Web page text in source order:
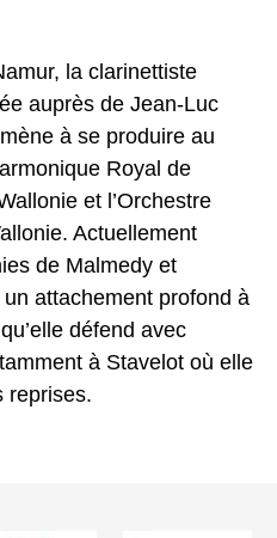
la clarinettiste
auprès de Jean-Luc
à se produire au
Royal de
et l’Orchestre
Actuellement
de Malmedy et
attachement profond à
défend avec
à Stavelot où elle
reprises.